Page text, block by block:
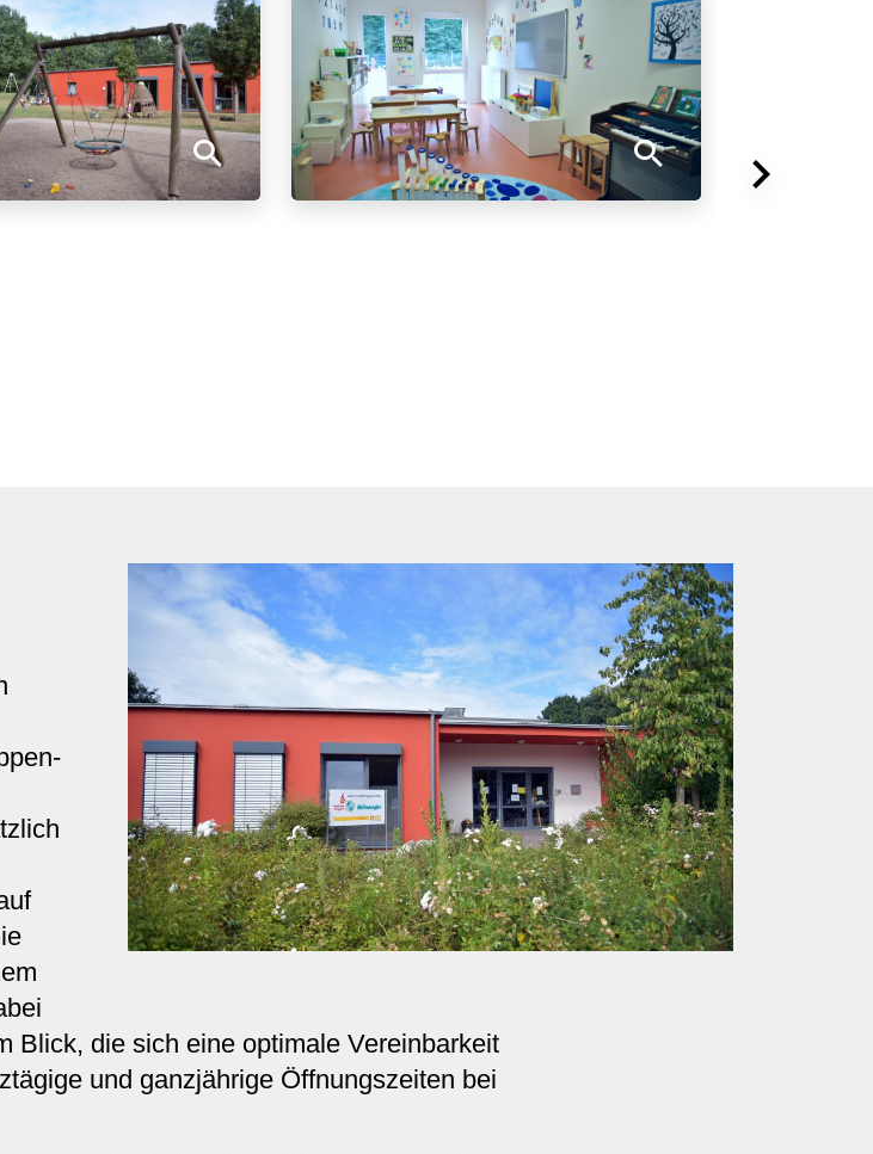
Blick, die sich eine optimale Vereinbarkeit
und ganzjährige Öffnungszeiten bei